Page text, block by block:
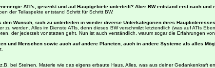
ATI's, gesenkt und auf Hauptgebiete unterteilt? Aber BW entstand erst nach und
der Teilaspekte entstand Schritt für Schritt BW.
den Wunsch, sich zu unterteilen in wieder diverse Unterkategorien ihres
zu werden. Alles im Dienste ATIs, denn dieses BW verschmilzt letztendlich (was auf ATIs
der jederzeit vonstatten geht. Nun ist auch verständlich, warum sogar die Erfahrungen
und Menschen sowie auch auf andere Planeten, auch in andere Systeme als alles
bei Steinen, Materie wie das eigens erbaute Haus. Alles, was aus deiner Gedankenkraft